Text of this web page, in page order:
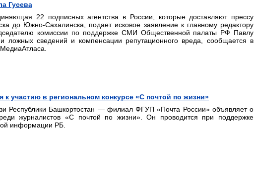
Гусева
22 подписных агентства в России, которые доставляют прессу
до Южно-Сахалинска, подает исковое заявление к главному редактору
комиссии по поддержке СМИ Общественной палаты РФ Павлу
ложных сведений и компенсации репутационного вреда, сообщается в
участию в региональном конкурсе «С почтой по жизни»
Республики Башкортостан — филиал ФГУП «Почта России» объявляет о
журналистов «С почтой по жизни». Он проводится при поддержке
информации РБ.